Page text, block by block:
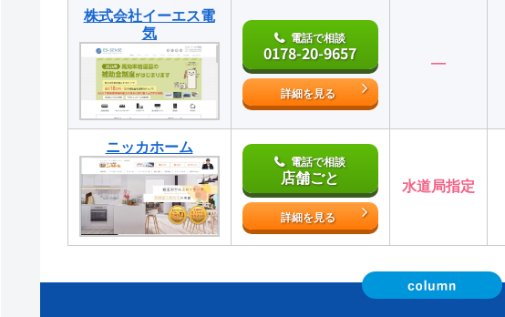
株式会社イーエス電
気
電話で相談
0178-20-9657
詳細を見る
―
ニッカホーム
電話で相談
店舗ごと
詳細を見る
水道局指定